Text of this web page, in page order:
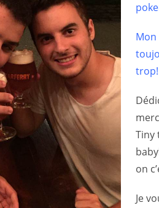
Mon
Tiny
on
Je